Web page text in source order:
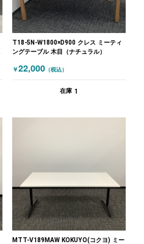
T18-5N-W1800×D900 クレス ミーティ
ングテーブル 木目（ナチュラル）
￥22,000 （税込）
在庫 1
MTT-V189MAW KOKUYO(コクヨ) ミー